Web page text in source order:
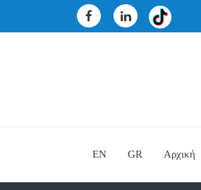
EN GR Αρχική